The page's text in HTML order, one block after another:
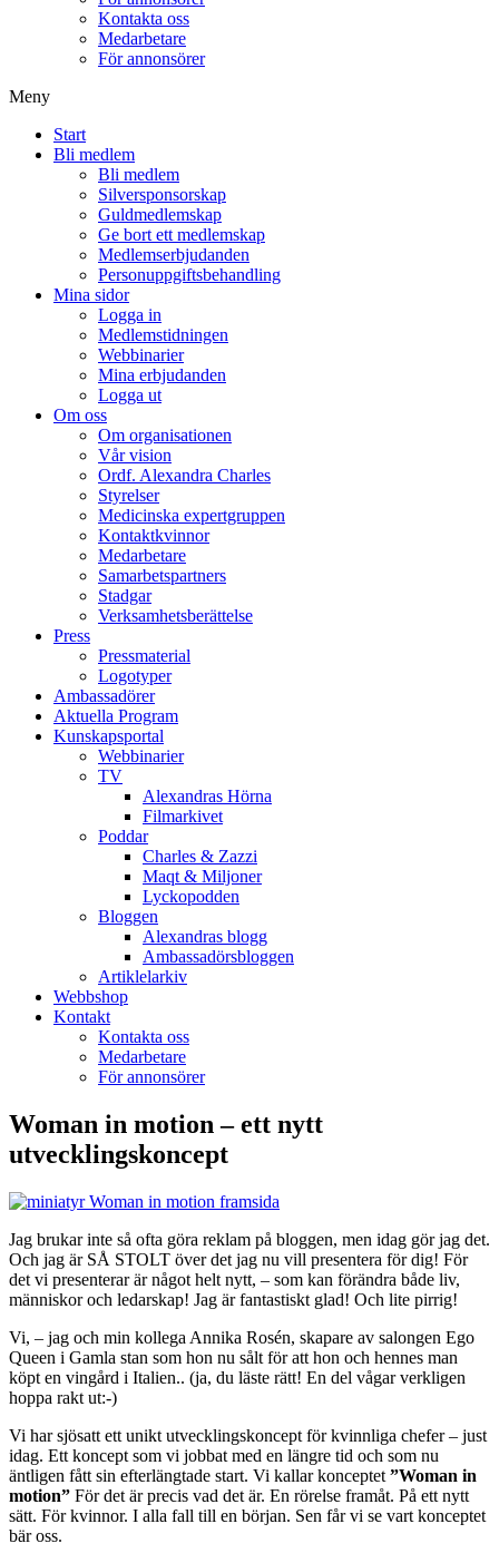
Kontakta oss
Medarbetare
För annonsörer
Meny
Start
Bli medlem
Bli medlem
Silversponsorskap
Guldmedlemskap
Ge bort ett medlemskap
Medlemserbjudanden
Personuppgiftsbehandling
Mina sidor
Logga in
Medlemstidningen
Webbinarier
Mina erbjudanden
Logga ut
Om oss
Om organisationen
Vår vision
Ordf. Alexandra Charles
Styrelser
Medicinska expertgruppen
Kontaktkvinnor
Medarbetare
Samarbetspartners
Stadgar
Verksamhetsberättelse
Press
Pressmaterial
Logotyper
Ambassadörer
Aktuella Program
Kunskapsportal
Webbinarier
TV
Alexandras Hörna
Filmarkivet
Poddar
Charles & Zazzi
Maqt & Miljoner
Lyckopodden
Bloggen
Alexandras blogg
Ambassadörsbloggen
Artiklelarkiv
Webbshop
Kontakt
Kontakta oss
Medarbetare
För annonsörer
Woman in motion – ett nytt
utvecklingskoncept
Jag brukar inte så ofta göra reklam på bloggen, men idag gör jag det.
Och jag är SÅ STOLT över det jag nu vill presentera för dig! För
det vi presenterar är något helt nytt, – som kan förändra både liv,
människor och ledarskap! Jag är fantastiskt glad! Och lite pirrig!
Vi, – jag och min kollega Annika Rosén, skapare av salongen Ego
Queen i Gamla stan som hon nu sålt för att hon och hennes man
köpt en vingård i Italien.. (ja, du läste rätt! En del vågar verkligen
hoppa rakt ut:-)
Vi har sjösatt ett unikt utvecklingskoncept för kvinnliga chefer – just
idag. Ett koncept som vi jobbat med en längre tid och som nu
äntligen fått sin efterlängtade start. Vi kallar konceptet ”Woman in
motion” För det är precis vad det är. En rörelse framåt. På ett nytt
sätt. För kvinnor. I alla fall till en början. Sen får vi se vart konceptet
bär oss.